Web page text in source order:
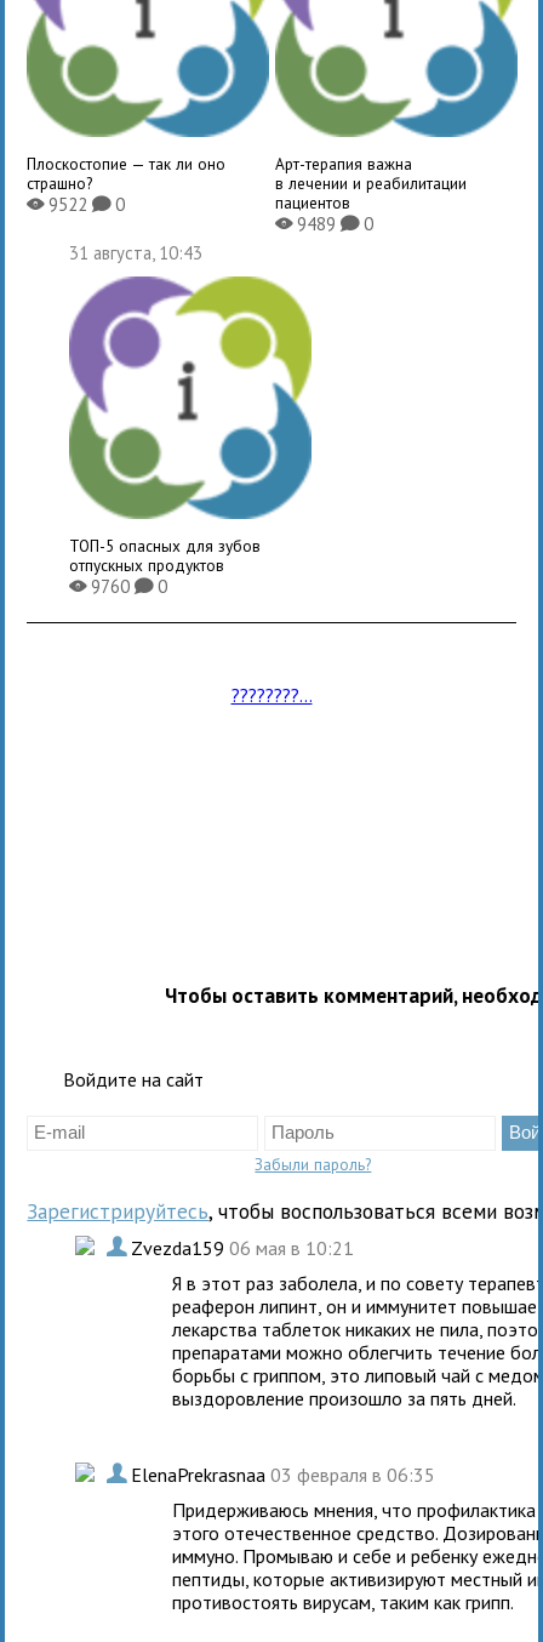
Плоскостопие — так ли оно
страшно?
X9522K0
Арт-терапия важна
в лечении и реабилитации
пациентов
X9489 K0
31 августа, 10:43
ТОП-5 опасных для зубов
отпускных продуктов
X9760K0
????????...
Чтобы оставить комментарий,
Войдите на сайт
Забыли пароль?
Зарегистрируйтесь, чтобы воспользоваться всеми
. Zvezda15906 мая в 10:21
Я в этот раз заболела, и по совету
реаферон липинт, он и иммунитет
лекарства таблеток никаких не пила,
препаратами можно облегчить течение
борьбы с гриппом, это липовый чай с
выздоровление произошло за пять дней.
. ElenaPrekrasnaa03 февраля в 06:35
Придерживаюсь мнения, что
этого отечественное средство.
иммуно. Промываю и себе и ребенку
пептиды, которые активизируют местный
противостоять вирусам, таким как грипп.